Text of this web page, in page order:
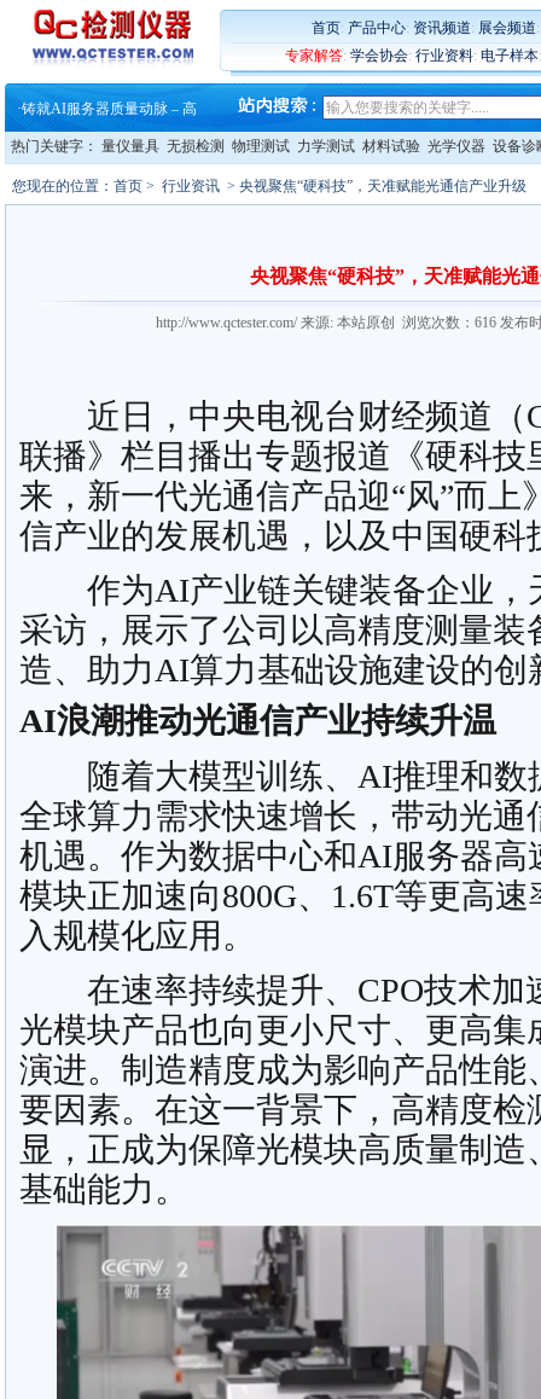
首页: 产品中心: 资讯频道: 展会频道
专家解答: 学会协会: 行业资料: 电子样本
蔡司软件 | 高效变形分析能
·铸就AI服务器质量动脉 – 高
·铸就AI服务器质量动脉 – 高
·ZEISS BOSELLO ADR 让内部缺
·蔡司和亿纬锂能达成战略合作
·大牌云集 买家升级 ——26
·蔡司软件 | 高效变形分析能
大牌云集 买家升级 ——26
热门关键字： 量仪量具 无损检测 物理测试 力学测试 材料试验 光学仪器 设备诊
您现在的位置： 首页 > 行业资讯 > 央视聚焦“硬科技”，天准赋能光通信产业升级
央视聚焦“硬科技”，天准赋能光
http://www.qctester.com/ 来源: 本站原创 浏览次数：616 发布
近日，中央电视台财经频道（
联播》栏目播出专题报道《硬科技
来，新一代光通信产品迎“风”而
信产业的发展机遇，以及中国硬科
作为AI产业链关键装备企业，
采访，展示了公司以高精度测量装
造、助力AI算力基础设施建设的创
AI浪潮推动光通信产业持续升温
随着大模型训练、AI推理和数
全球算力需求快速增长，带动光通
机遇。作为数据中心和AI服务器高
模块正加速向800G、1.6T等更高
入规模化应用。
在速率持续提升、CPO技术加
光模块产品也向更小尺寸、更高
演进。制造精度成为影响产品性能
要因素。在这一背景下，高精度检
显，正成为保障光模块高质量制
基础能力。